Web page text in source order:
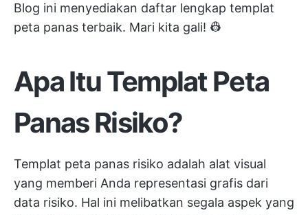
Blog ini menyediakan daftar lengkap templat
peta panas terbaik. Mari kita gali! 👷
Apa Itu Templat Peta
Panas Risiko?
Templat peta panas risiko adalah alat visual
yang memberi Anda representasi grafis dari
data risiko. Hal ini melibatkan segala aspek yang